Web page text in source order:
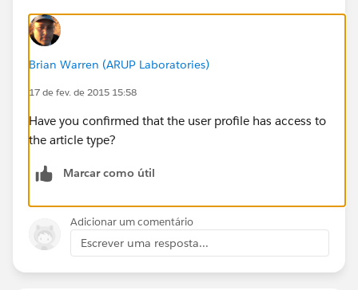
Brian Warren (ARUP Laboratories)
17 de fev. de 2015 15:58
Have you confirmed that the user profile has access to
the article type?
Marcar como útil
Adicionar um comentário
Escrever uma resposta...